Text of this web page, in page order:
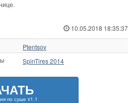
10.05.2018 18:35:37
Ptentsov
SpinTires 2014
по суше v1.1